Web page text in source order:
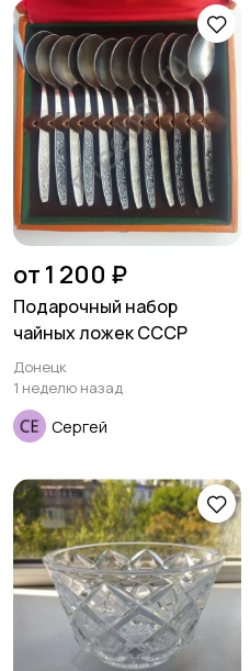
от 1 200 ₽
Подарочный набор
чайных ложек СССР
Донецк
1 неделю назад
Сергей